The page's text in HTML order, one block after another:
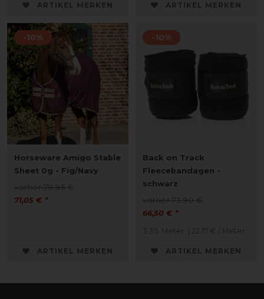
ARTIKEL MERKEN ARTIKEL MERKEN
-10%
Horseware Amigo Stable
Sheet 0g - Fig/Navy
vorher 78,95 €
71,05 € *
ARTIKEL MERKEN
-10%
Back on Track
Fleecebandagen -
schwarz
vorher 73,90 €
66,50 € *
3.35 Meter | 22,17 € / Meter
ARTIKEL MERKEN